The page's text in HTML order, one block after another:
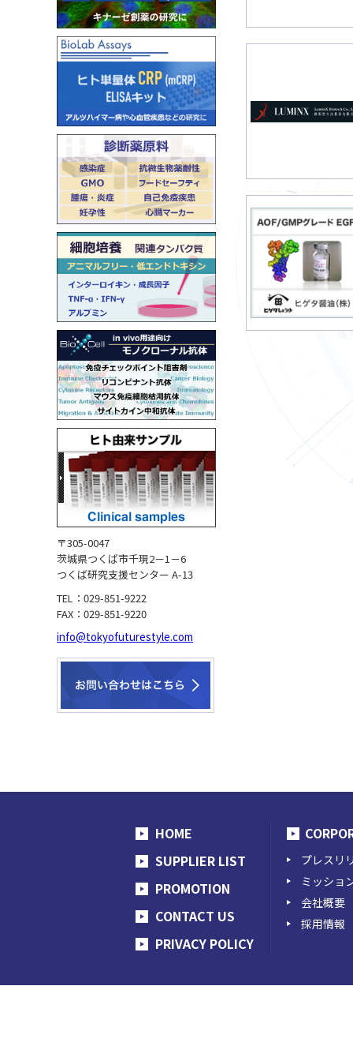
〒305-0047
茨城県つくば市千現2－1－6
つくば研究支援センター A-13
TEL：029-851-9222
FAX：029-851-9220
info@tokyofuturestyle.com
HOME
SUPPLIER LIST
PROMOTION
CONTACT US
PRIVACY POLICY
プレスリ
ミッショ
会社概要
採用情報